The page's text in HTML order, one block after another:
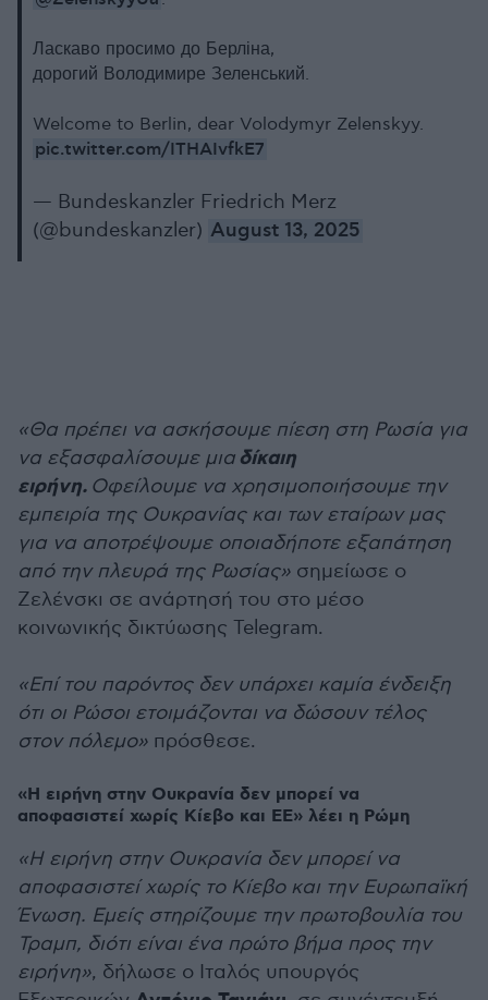
Ласкаво просимо до Берліна,
дорогий Володимире Зеленський.
Welcome to Berlin, dear Volodymyr Zelenskyy.
pic.twitter.com/ITHAIvfkE7
— Bundeskanzler Friedrich Merz
(@bundeskanzler) August 13, 2025
«Θα πρέπει να ασκήσουμε πίεση στη Ρωσία για
να εξασφαλίσουμε μια δίκαιη
ειρήνη. Οφείλουμε να χρησιμοποιήσουμε την
εμπειρία της Ουκρανίας και των εταίρων μας
για να αποτρέψουμε οποιαδήποτε εξαπάτηση
από την πλευρά της Ρωσίας» σημείωσε ο
Ζελένσκι σε ανάρτησή του στο μέσο
κοινωνικής δικτύωσης Telegram.
«Επί του παρόντος δεν υπάρχει καμία ένδειξη
ότι οι Ρώσοι ετοιμάζονται να δώσουν τέλος
στον πόλεμο» πρόσθεσε.
«Η ειρήνη στην Ουκρανία δεν μπορεί να
αποφασιστεί χωρίς Κίεβο και ΕΕ» λέει η Ρώμη
«Η ειρήνη στην Ουκρανία δεν μπορεί να
αποφασιστεί χωρίς το Κίεβο και την Ευρωπαϊκή
Ένωση. Εμείς στηρίζουμε την πρωτοβουλία του
Τραμπ, διότι είναι ένα πρώτο βήμα προς την
ειρήνη», δήλωσε ο Ιταλός υπουργός